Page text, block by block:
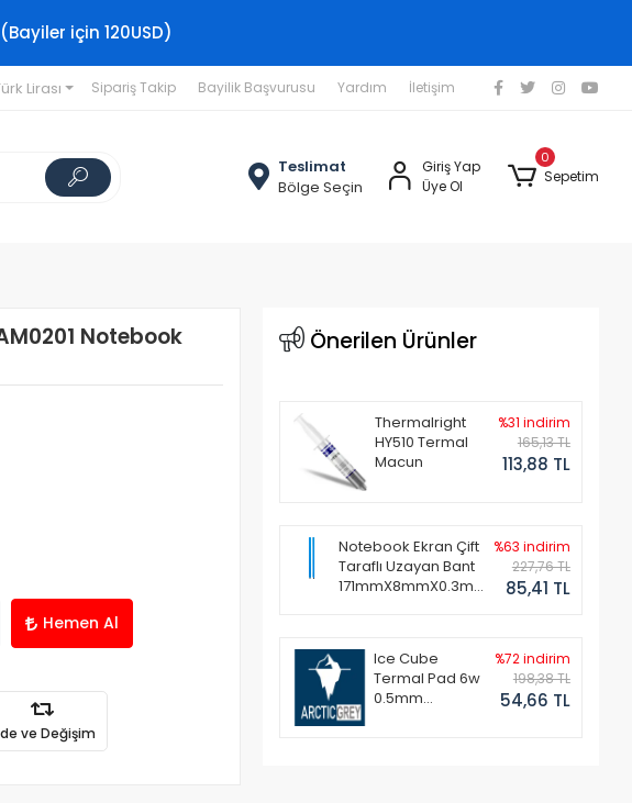
için 120USD)
Lirası Sipariş Takip Bayilik Başvurusu Yardım İletişim
Teslimat
Bölge Seçin
Giriş Yap
Üye Ol
0
Sepetim
Notebook
Hemen Al
ve Değişim
Önerilen Ürünler
Thermalright
HY510 Termal
Macun
%31 indirim
165,13 TL
113,88 TL
Notebook Ekran Çift
Taraflı Uzayan Bant
171mmX8mmX0.3mm
%63 indirim
227,76 TL
85,41 TL
Ice Cube
Termal Pad 6w
0.5mm
%72 indirim
198,38 TL
54,66 TL